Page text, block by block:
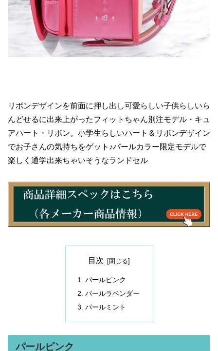
リボンデザインを前面に押し出し可愛らしい子供らしいら
んどせるに出来上がったフィットちゃん別注モデル・キュ
アハート・リボン。小学生らしいハート＆リボンデザイン
でお子さんの気持ちをゲット♪パールカラー限定モデルで
楽しく通学出来ちゃいそうなランドセル
目次
パールピンク
パールラベンダー
パールミント
パールピンク